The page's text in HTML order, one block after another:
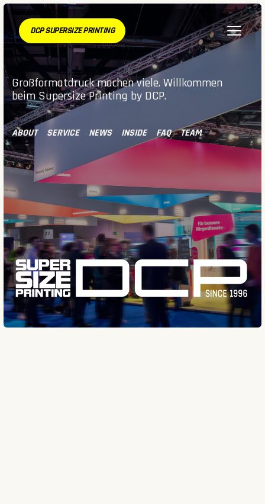
DCP SUPERSIZE PRINTING
Großformatdruck machen viele. Willkommen
beim Supersize Printing by DCP.
ABOUT SERVICE NEWS INSIDE FAQ TEAM